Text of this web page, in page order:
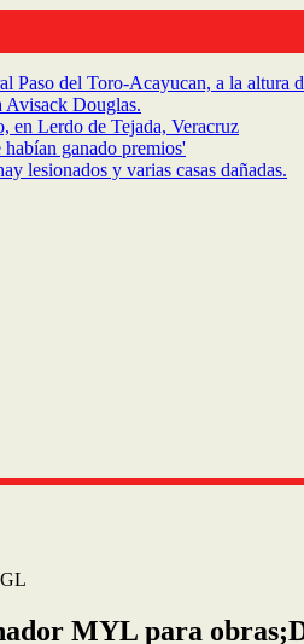
Paso del Toro-Acayucan, a la altura
Avisack Douglas.
en Lerdo de Tejada, Veracruz
ganado premios'
lesionados y varias casas dañadas.
MYL para